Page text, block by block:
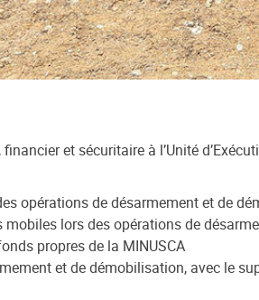
et sécuritaire à l’Unité
opérations de désarmement et de
lors des opérations de
propres de la MINUSCA
et de démobilisation, avec le